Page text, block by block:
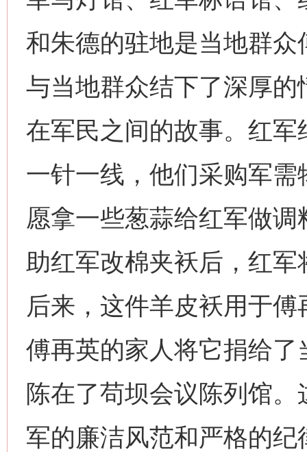
和朱德的驻地是当地群
与当地群众结下了深厚
在军民之间的故事。红
一针一线，他们采购军
愿拿一些葱蒜给红军做
助红军改棉夹袄后，红
后来，这件羊皮袄用于
傅再英的家人将它捐给
陈在了苟坝会议陈列馆
军的廉洁风范和严格的